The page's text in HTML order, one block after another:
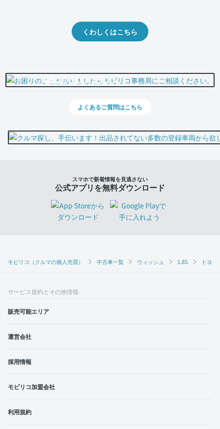
モビリコ（クルマの個人売買） 中古車一覧 ウィッシュ 1.8S トヨ
くわしくはこちら
0800-500-5500
よくあるご質問はこちら
スマホで新着情報を見逃さない
公式アプリを無料ダウンロード
サービス規約とその他情報
販売可能エリア
運営会社
採用情報
モビリコ加盟会社
利用規約